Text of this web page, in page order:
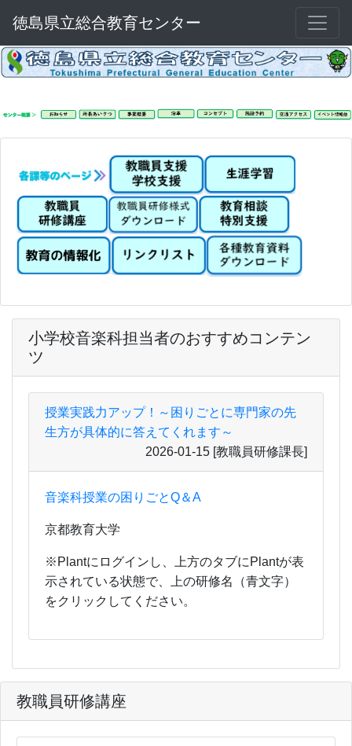
徳島県立総合教育センター
教職員研修講座
小学校音楽科担当者のおすすめコンテン
ツ
授業実践力アップ！～困りごとに専門家の先
生方が具体的に答えてくれます～
2026-01-15 [教職員研修課長]
音楽科授業の困りごとQ＆A
京都教育大学
※Plantにログインし、上方のタブにPlantが表
示されている状態で、上の研修名（青文字）
をクリックしてください。